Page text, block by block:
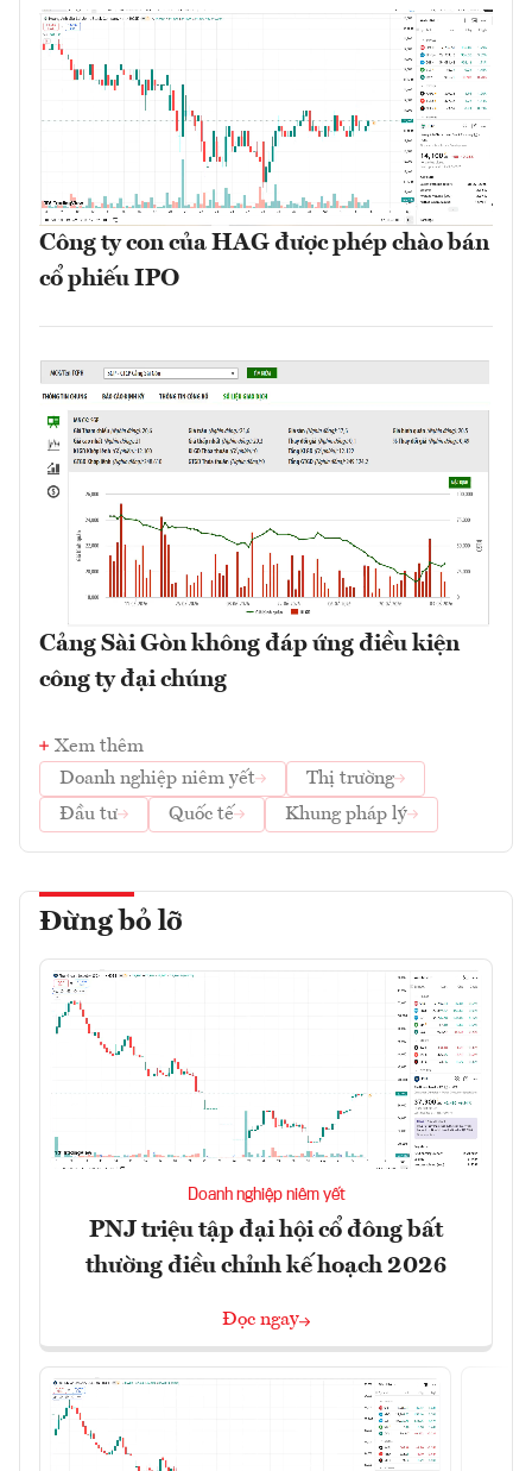
Công ty con của HAG được phép chào bán
cổ phiếu IPO
Cảng Sài Gòn không đáp ứng điều kiện
công ty đại chúng
Xem thêm
Doanh nghiệp niêm yết
Thị trường
Đầu tư
Quốc tế Khung pháp lý
Đừng bỏ lỡ
Doanh nghiệp niêm yết
PNJ triệu tập đại hội cổ đông bất
thường điều chỉnh kế hoạch 2026
Đọc ngay